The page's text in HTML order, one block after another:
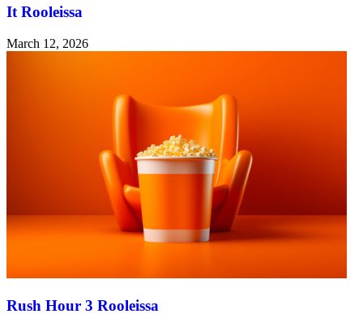
It Rooleissa
March 12, 2026
Rush Hour 3 Rooleissa